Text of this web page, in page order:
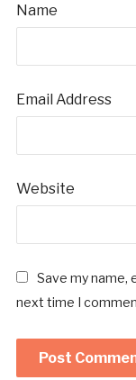
Name
Email Address
Website
Save my name,
next time I